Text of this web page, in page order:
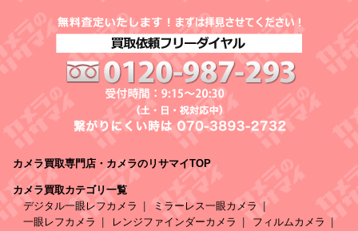
カメラ買取専門店・カメラのリサマイTOP
カメラ買取カテゴリ一覧
デジタル一眼レフカメラ
ミラーレス一眼カメラ
一眼レフカメラ
レンジファインダーカメラ
フィルムカメラ